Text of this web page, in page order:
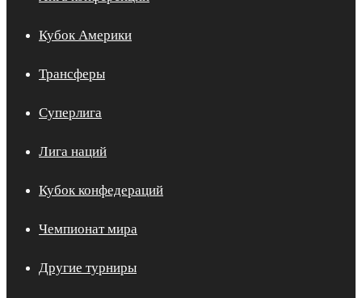
Кубок Америки
Трансферы
Суперлига
Лига наций
Кубок конфедераций
Чемпионат мира
Другие турниры